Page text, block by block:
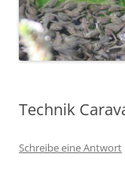
Technik
Schreibe eine Antwort